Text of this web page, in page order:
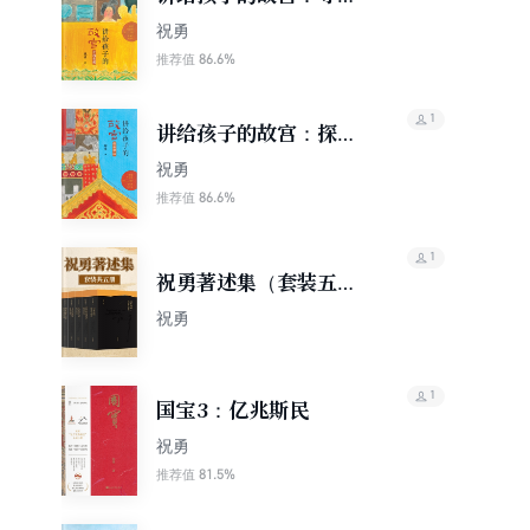
宝藏
祝勇
推荐值 86.6%
讲给孩子的故宫：探秘
建筑
祝勇
推荐值 86.6%
1
祝勇著述集（套装五
册）
祝勇
1
国宝3：亿兆斯民
祝勇
推荐值 81.5%
1